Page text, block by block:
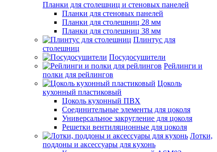
Планки для столешниц и стеновых панелей
Планки для стеновых панелей
Планки для столешниц 28 мм
Планки для столешниц 38 мм
Плинтус для
столешниц
Посудосушители
Рейлинги и
полки для рейлингов
Цоколь
кухонный пластиковый
Цоколь кухонный ПВХ
Соединительные элементы для цоколя
Универсальное закругление для цоколя
Решетки вентиляционные для цоколя
Лотки,
поддоны и аксессуары для кухонь